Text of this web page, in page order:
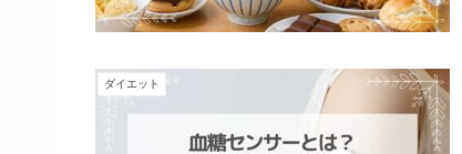
ダイエット